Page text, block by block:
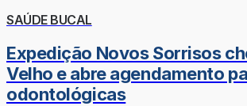
SAÚDE BUCAL
Expedição Novos Sorrisos
Velho e abre agendamento
odontológicas